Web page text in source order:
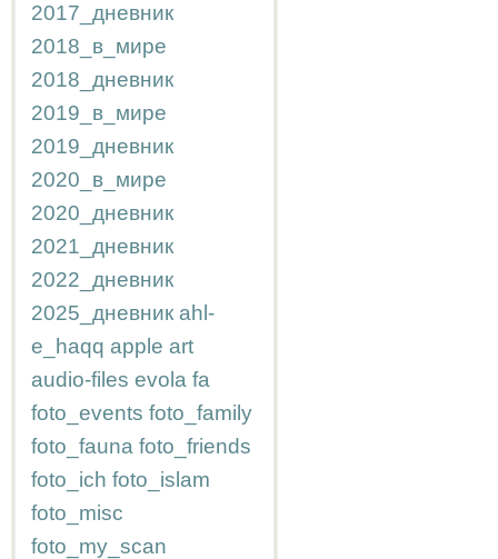
2017_дневник
2018_в_мире
2018_дневник
2019_в_мире
2019_дневник
2020_в_мире
2020_дневник
2021_дневник
2022_дневник
2025_дневник ahl-
e_haqq apple art
audio-files evola fa
foto_events foto_family
foto_fauna foto_friends
foto_ich foto_islam
foto_misc
foto_my_scan